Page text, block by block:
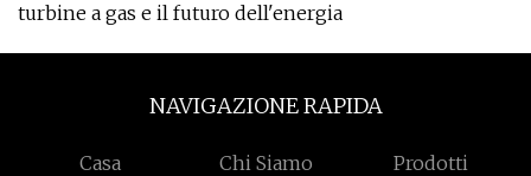
turbine a gas e il futuro dell'energia
NAVIGAZIONE RAPIDA
Casa Chi Siamo Prodotti